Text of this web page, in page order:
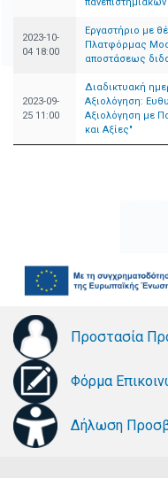
2023-10-
04 18:00
Εργαστήριο με
Πλατφόρμας
αποστάσεως
2023-09-
25 11:00
Διαδικτυακή
Αξιολόγηση:
Αξιολόγηση με
και Αξίες"
Προστασία
Φόρμα
Δήλωση